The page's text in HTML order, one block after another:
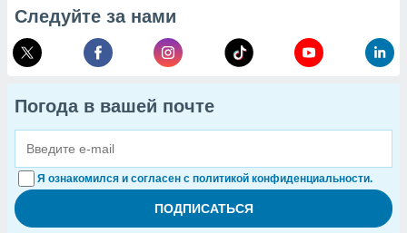
Следуйте за нами
Погода в вашей почте
Я ознакомился и согласен с политикой конфиденциальности.